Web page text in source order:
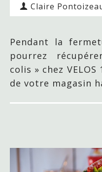
Claire
Pendant la
pourrez
colis » chez
de votre magasin